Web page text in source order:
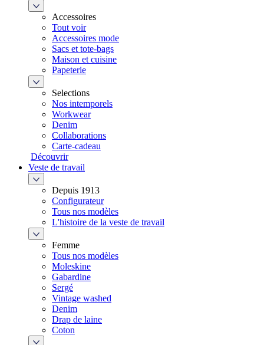
Accessoires
Tout voir
Accessoires mode
Sacs et tote-bags
Maison et cuisine
Papeterie
Selections
Nos intemporels
Workwear
Denim
Collaborations
Carte-cadeau
Découvrir
Veste de travail
Depuis 1913
Configurateur
Tous nos modèles
L'histoire de la veste de travail
Femme
Tous nos modèles
Moleskine
Gabardine
Sergé
Vintage washed
Denim
Drap de laine
Coton